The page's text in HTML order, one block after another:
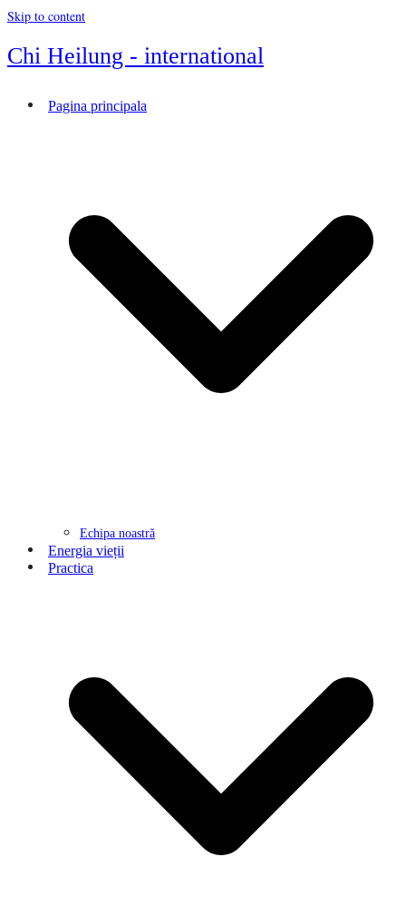
Skip to content
Chi Heilung - international
Pagina principala
Echipa noastră
Energia vieții
Practica